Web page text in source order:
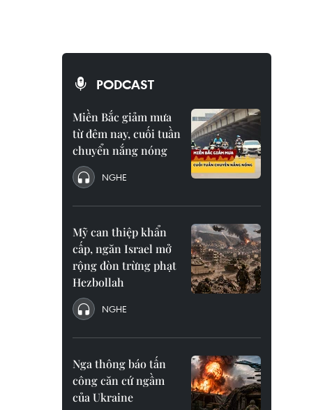
PODCAST
Miền Bắc giảm mưa
từ đêm nay, cuối tuần
chuyển nắng nóng
NGHE
Mỹ can thiệp khẩn
cấp, ngăn Israel mở
rộng đòn trừng phạt
Hezbollah
NGHE
Nga thông báo tấn
công căn cứ ngầm
của Ukraine